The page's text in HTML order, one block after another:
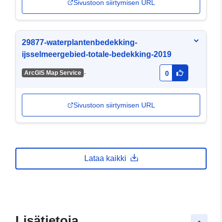
Sivustoon siirtymisen URL
29877-waterplantenbedekking-
ijsselmeergebied-totale-bedekking-2019
ArcGIS Map Service - 0
Sivustoon siirtymisen URL
Lataa kaikki